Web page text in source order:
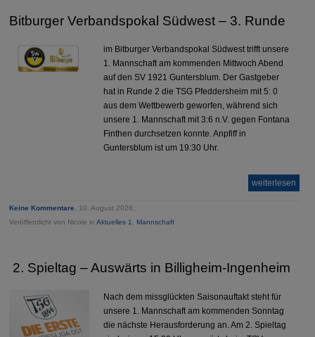
Bitburger Verbandspokal Südwest – 3. Runde
im Bitburger Verbandspokal Südwest trifft unsere
1. Mannschaft am kommenden Mittwoch Abend
auf den SV 1921 Guntersblum. Der Gastgeber
hat in Runde 2 die TSG Pfeddersheim mit 5: 0
aus dem Wettbewerb geworfen, während sich
unsere 1. Mannschaft mit 3:6 n.V. gegen Fontana
Finthen durchsetzen konnte. Anpfiff in
Guntersblum ist um 19:30 Uhr.
weiterlesen
Keine Kommentare, 10. August 2026,
Veröffentlicht von Nicole inAktuelles 1. Mannschaft
2. Spieltag – Auswärts in Billigheim-Ingenheim
Nach dem missglückten Saisonauftakt steht für
unsere 1. Mannschaft am kommenden Sonntag
die nächste Herausforderung an. Am 2. Spieltag